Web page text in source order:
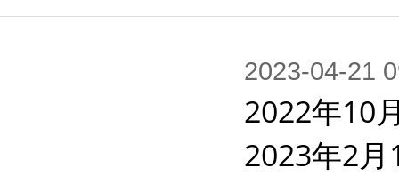
2023-04-21
2022年10
2023年2